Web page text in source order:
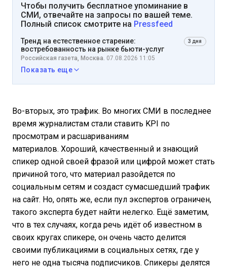
Чтобы получить бесплатное упоминание в
СМИ, отвечайте на запросы по вашей теме.
Полный список смотрите на Pressfeed
Тренд на естественное старение:
востребованность на рынке бьюти-услуг
3 дня
Российская газета, Москва. 07.08.2026 11:05
Показать еще
Во-вторых, это трафик. Во многих СМИ в последнее
время журналистам стали ставить KPI по
просмотрам и расшариваниям
материалов. Хороший, качественный и знающий
спикер одной своей фразой или цифрой может стать
причиной того, что материал разойдется по
социальным сетям и создаст сумасшедший трафик
на сайт. Но, опять же, если пул экспертов ограничен,
такого эксперта будет найти нелегко. Ещё заметим,
что в тех случаях, когда речь идёт об известном в
своих кругах спикере, он очень часто делится
своими публикациями в социальных сетях, где у
него не одна тысяча подписчиков. Спикеры делятся